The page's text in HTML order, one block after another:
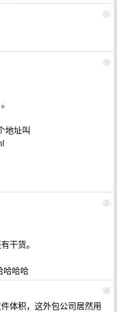
1
2
地址叫
3
干货。
哈哈哈
4
体积，这外包公司居然用